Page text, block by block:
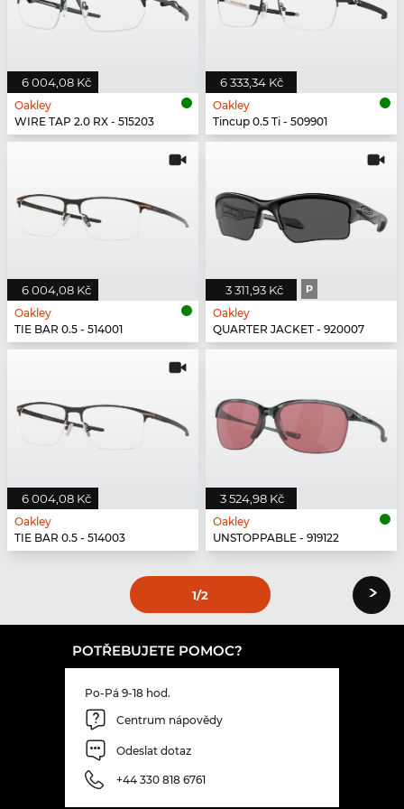
6 004,08 Kč
Oakley
WIRE TAP 2.0 RX - 515203
6 333,34 Kč
Oakley
Tincup 0.5 Ti - 509901
6 004,08 Kč
Oakley
TIE BAR 0.5 - 514001
3 311,93 Kč P
Oakley
QUARTER JACKET - 920007
6 004,08 Kč
Oakley
TIE BAR 0.5 - 514003
3 524,98 Kč
Oakley
UNSTOPPABLE - 919122
1/2 ›
POTŘEBUJETE POMOC?
Po-Pá 9-18 hod.
Centrum nápovědy
Odeslat dotaz
+44 330 818 6761